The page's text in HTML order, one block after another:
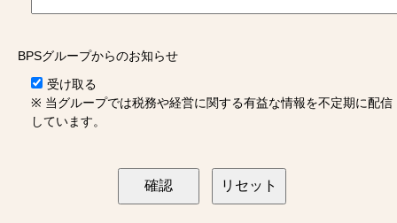
BPSグループからのお知らせ
受け取る
※ 当グループでは税務や経営に関する有益な情報を不定期に配信
しています。